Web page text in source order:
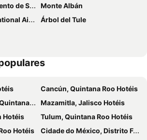
Hotel Principal
Hotel Boutique Naura Centro
Laureles
Hotel Casa Antigua
Villa De Campo
Hotel Roma
de Guzmán
Monte Albán
Airport
Árbol del Tule
Cancún, Quintana Roo Hotéis
Roo Hotéis
Mazamitla, Jalisco Hotéis
Hotéis
Tulum, Quintana Roo Hotéis
Hotéis
Cidade do México, Distrito Federal Hotéis